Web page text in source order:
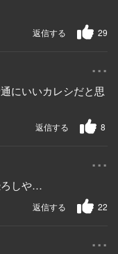
29
返信する
...
にいいカレシだと思
8
返信する
...
ろしや…
22
返信する
...